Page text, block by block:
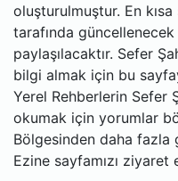
oluşturulmuştur. En
tarafında
paylaşılacaktır. Sefer
bilgi almak için bu
Yerel Rehberlerin Sefer
okumak için yorumlar
Bölgesinden daha
Ezine sayfamızı ziyaret